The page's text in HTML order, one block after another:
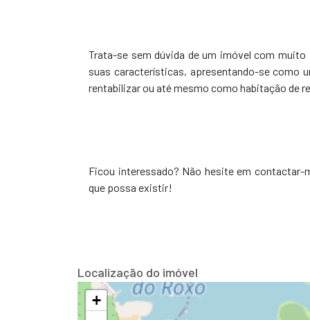
Trata-se sem dúvida de um imóvel com
suas características, apresentando-se como
rentabilizar ou até mesmo como habitação de
Ficou interessado? Não hesite em contactar-
que possa existir!
Localização do imóvel
+